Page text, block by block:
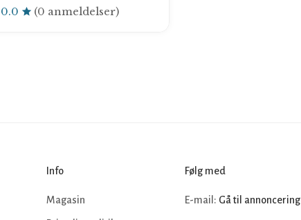
0.0 (0 anmeldelser)
Info
Magasin
Følg med
E-mail: Gå til annoncering